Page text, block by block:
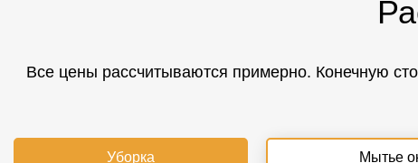
Все цены рассчитываются примерно. Конечную
Уборка Мытье